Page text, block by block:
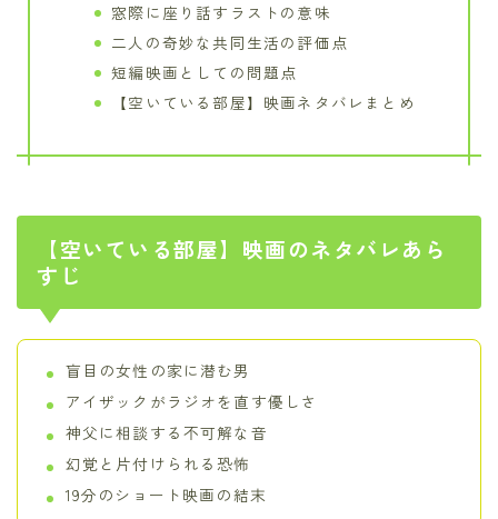
窓際に座り話すラストの意味
二人の奇妙な共同生活の評価点
短編映画としての問題点
【空いている部屋】映画ネタバレまとめ
【空いている部屋】映画のネタバレあら
すじ
盲目の女性の家に潜む男
アイザックがラジオを直す優しさ
神父に相談する不可解な音
幻覚と片付けられる恐怖
19分のショート映画の結末